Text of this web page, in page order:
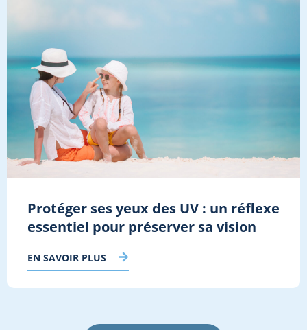
Protéger ses yeux des UV : un réflexe
essentiel pour préserver sa vision
EN SAVOIR PLUS